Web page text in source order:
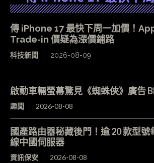
傳 iPhone 17 最快下周一加價！
Trade-in 價疑為漲價鋪路
科技新聞 2026-08-09
啟動車輛螢幕驚見《蜘蛛俠》廣告
趣聞 2026-08-08
國產路由器秘藏後門！逾 20 款型號
線中國伺服器
資訊保安 2026-08-08